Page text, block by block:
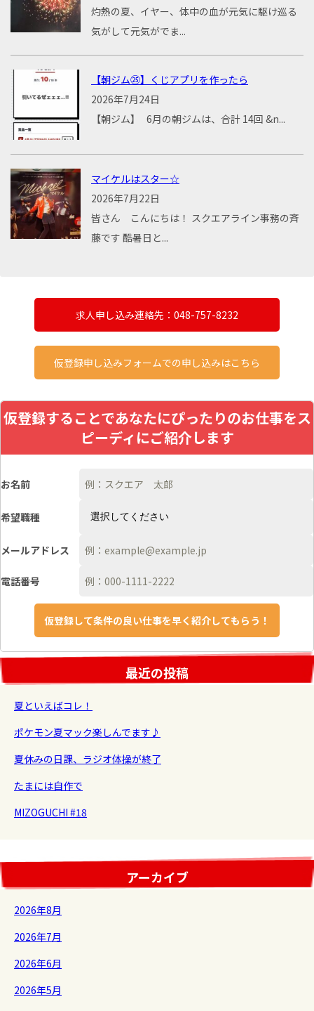
灼熱の夏、イヤー、体中の血が元気に駆け巡る
気がして元気がでま...
【朝ジム㉕】くじアプリを作ったら
2026年7月24日
【朝ジム】 6月の朝ジムは、合計 14回 &n...
マイケルはスター☆
2026年7月22日
皆さん こんにちは！ スクエアライン事務の斉
藤です 酷暑日と...
求人申し込み連絡先：048-757-8232
仮登録申し込みフォームでの申し込みはこちら
仮登録することであなたにぴったりのお仕事をス
ピーディにご紹介します
お名前
希望職種
メールアドレス
電話番号
最近の投稿
夏といえばコレ！
ポケモン夏マック楽しんでます♪
夏休みの日課、ラジオ体操が終了
たまには自作で
MIZOGUCHI #18
アーカイブ
2026年8月
2026年7月
2026年6月
2026年5月